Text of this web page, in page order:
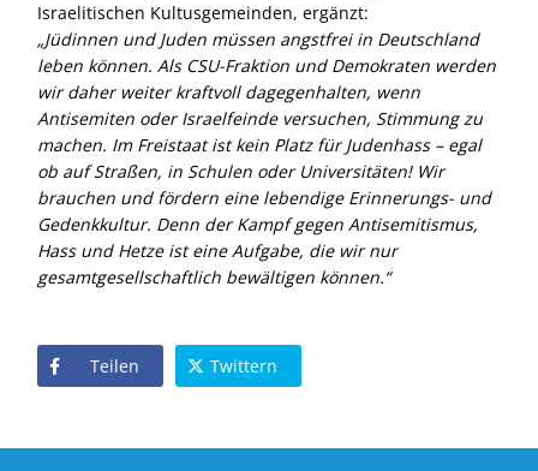
Israelitischen Kultusgemeinden, ergänzt:
Jüdinnen und Juden müssen angstfrei in Deutschland
leben können. Als CSU-Fraktion und Demokraten werden
wir daher weiter kraftvoll dagegenhalten, wenn
Antisemiten oder Israelfeinde versuchen, Stimmung zu
machen. Im Freistaat ist kein Platz für Judenhass – egal
ob auf Straßen, in Schulen oder Universitäten! Wir
brauchen und fördern eine lebendige Erinnerungs- und
Gedenkkultur. Denn der Kampf gegen Antisemitismus,
Hass und Hetze ist eine Aufgabe, die wir nur
gesamtgesellschaftlich bewältigen können.“
Teilen Twittern